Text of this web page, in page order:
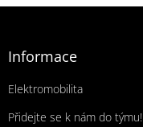
Informace
Elektromobilita
Přidejte se k nám do týmu!